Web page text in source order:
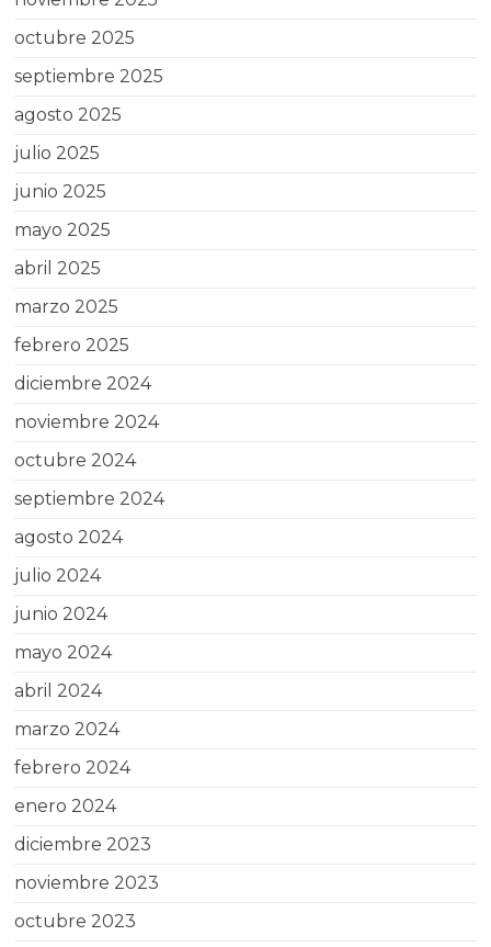
octubre 2025
septiembre 2025
agosto 2025
julio 2025
junio 2025
mayo 2025
abril 2025
marzo 2025
febrero 2025
diciembre 2024
noviembre 2024
octubre 2024
septiembre 2024
agosto 2024
julio 2024
junio 2024
mayo 2024
abril 2024
marzo 2024
febrero 2024
enero 2024
diciembre 2023
noviembre 2023
octubre 2023